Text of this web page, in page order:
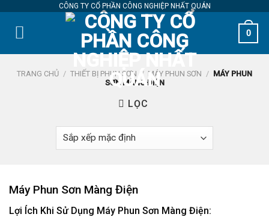
content
CÔNG TY CỔ PHẦN CÔNG NGHIỆP NHẤT QUÁN
0
TRANG CHỦ / THIẾT BỊ PHUN SƠN / MÁY PHUN SƠN / MÁY PHUN
SƠN MÀNG ĐIỆN
LỌC
Máy Phun Sơn Màng Điện
Lợi Ích Khi Sử Dụng Máy Phun Sơn Màng Điện: